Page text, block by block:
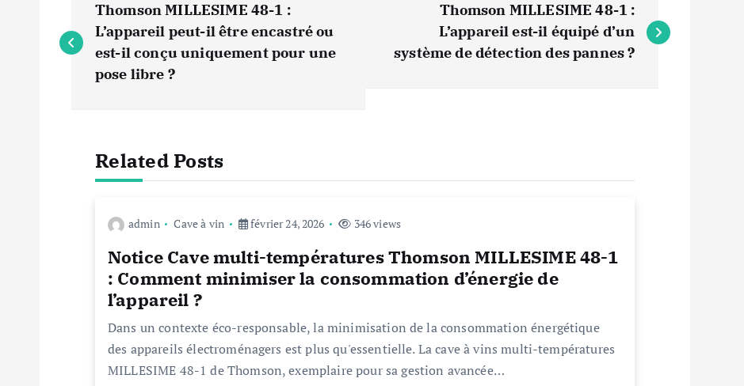
a
Thomson MILLESIME 48-1 :
L’appareil peut-il être encastré ou
est-il conçu uniquement pour une
pose libre ?
Thomson MILLESIME 48-1 :
L’appareil est-il équipé d’un
système de détection des pannes ?
Related Posts
admin Cave à vin février 24, 2026 346 views
Notice Cave multi-températures Thomson MILLESIME 48-1
: Comment minimiser la consommation d’énergie de
l’appareil ?
Dans un contexte éco-responsable, la minimisation de la consommation énergétique
des appareils électroménagers est plus qu'essentielle. La cave à vins multi-températures
MILLESIME 48-1 de Thomson, exemplaire pour sa gestion avancée…